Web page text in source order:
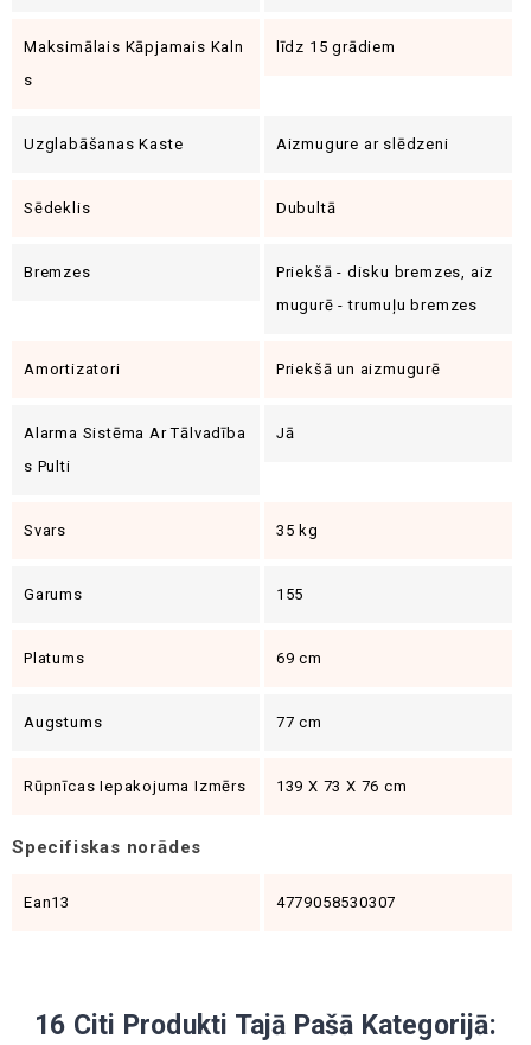
Maksimālais Kāpjamais Kaln
S
līdz 15 grādiem
Uzglabāšanas Kaste Aizmugure ar slēdzeni
Sēdeklis Dubultā
Bremzes
Priekšā - disku bremzes, aiz
mugurē - trumuļu bremzes
Amortizatori Priekšā un aizmugurē
Alarma Sistēma Ar Tālvadība
S Pulti
Jā
Svars 35 kg
Garums 155
Platums 69 cm
Augstums 77 cm
Rūpnīcas Iepakojuma Izmērs 139 X 73 X 76 cm
Specifiskas norādes
Ean13 4779058530307
16 Citi Produkti Tajā Pašā Kategorijā: